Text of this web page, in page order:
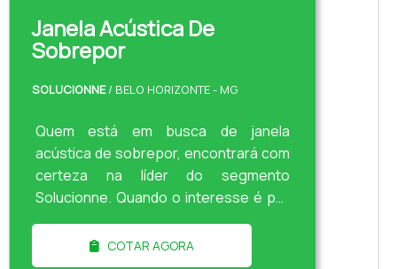
Janela Acústica De
Sobrepor
SOLUCIONNE/ BELO HORIZONTE - MG
Quem está em busca de janela
acústica de sobrepor, encontrará com
certeza na líder do segmento
Solucionne. Quando o interesse é por
janela acústica de sobrepor, com a
Solucionne poderá contar com
proteção e com conforto, bem estar,
COTAR AGORA